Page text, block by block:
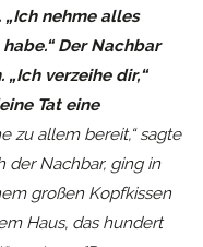
nehme alles
Der Nachbar
verzeihe dir,“
Tat eine
zu allem bereit,“ sagte
der Nachbar, ging in
großen Kopfkissen
Haus, das hundert